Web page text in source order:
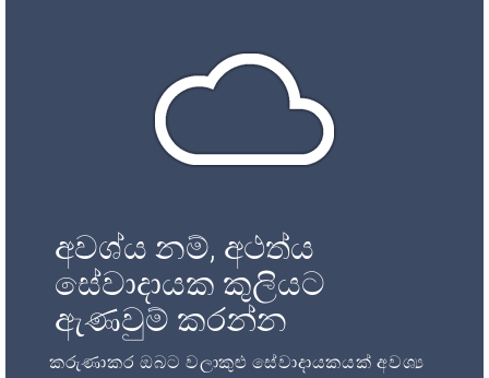
අවශ්ය නම්, අථත්ය
සේවාදායක කුලියට
ඇණවුම් කරන්න
කරුණාකර ඔබට වලාකුළු සේවාදායකයක් අවශ්‍ය